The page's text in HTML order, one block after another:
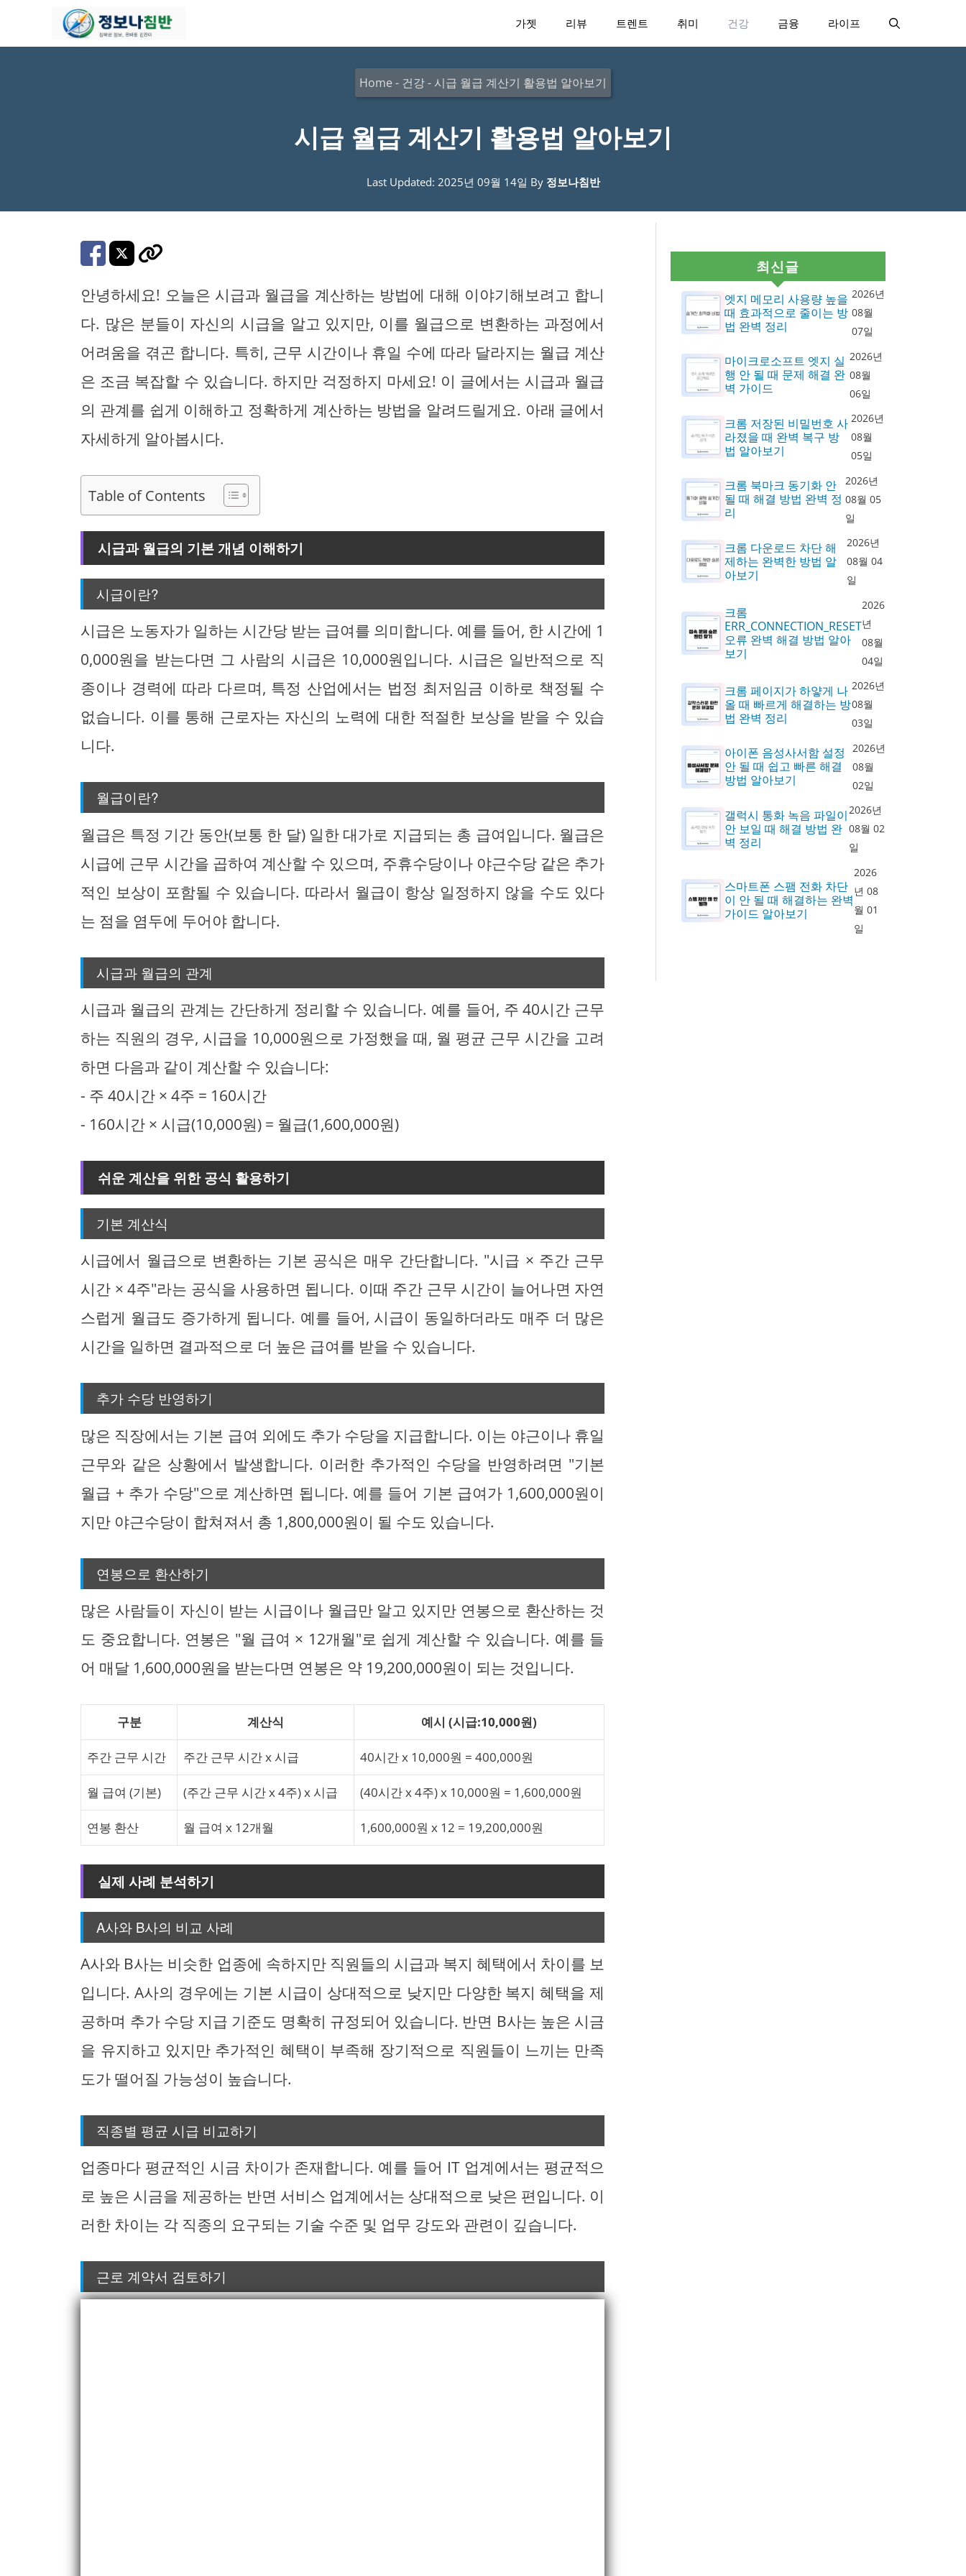
가젯 리뷰 트렌트 취미 건강 금융 라이프
Home - 건강- 시급 월급 계산기 활용법 알아보기
시급 월급 계산기 활용법 알아보기
Last Updated: 2025년 09월 14일 By 정보나침반
안녕하세요! 오늘은 시급과 월급을 계산하는 방법에 대해 이야기해보려고 합니
다. 많은 분들이 자신의 시급을 알고 있지만, 이를 월급으로 변환하는 과정에서
어려움을 겪곤 합니다. 특히, 근무 시간이나 휴일 수에 따라 달라지는 월급 계산
은 조금 복잡할 수 있습니다. 하지만 걱정하지 마세요! 이 글에서는 시급과 월급
의 관계를 쉽게 이해하고 정확하게 계산하는 방법을 알려드릴게요. 아래 글에서
자세하게 알아봅시다.
Table of Contents
시급과 월급의 기본 개념 이해하기
시급이란?
시급은 노동자가 일하는 시간당 받는 급여를 의미합니다. 예를 들어, 한 시간에 1
0,000원을 받는다면 그 사람의 시급은 10,000원입니다. 시급은 일반적으로 직
종이나 경력에 따라 다르며, 특정 산업에서는 법정 최저임금 이하로 책정될 수
없습니다. 이를 통해 근로자는 자신의 노력에 대한 적절한 보상을 받을 수 있습
니다.
월급이란?
월급은 특정 기간 동안(보통 한 달) 일한 대가로 지급되는 총 급여입니다. 월급은
시급에 근무 시간을 곱하여 계산할 수 있으며, 주휴수당이나 야근수당 같은 추가
적인 보상이 포함될 수 있습니다. 따라서 월급이 항상 일정하지 않을 수도 있다
는 점을 염두에 두어야 합니다.
시급과 월급의 관계
시급과 월급의 관계는 간단하게 정리할 수 있습니다. 예를 들어, 주 40시간 근무
하는 직원의 경우, 시급을 10,000원으로 가정했을 때, 월 평균 근무 시간을 고려
하면 다음과 같이 계산할 수 있습니다:
- 주 40시간 × 4주 = 160시간
- 160시간 × 시급(10,000원) = 월급(1,600,000원)
쉬운 계산을 위한 공식 활용하기
기본 계산식
시급에서 월급으로 변환하는 기본 공식은 매우 간단합니다. "시급 × 주간 근무
시간 × 4주"라는 공식을 사용하면 됩니다. 이때 주간 근무 시간이 늘어나면 자연
스럽게 월급도 증가하게 됩니다. 예를 들어, 시급이 동일하더라도 매주 더 많은
시간을 일하면 결과적으로 더 높은 급여를 받을 수 있습니다.
추가 수당 반영하기
많은 직장에서는 기본 급여 외에도 추가 수당을 지급합니다. 이는 야근이나 휴일
근무와 같은 상황에서 발생합니다. 이러한 추가적인 수당을 반영하려면 "기본
월급 + 추가 수당"으로 계산하면 됩니다. 예를 들어 기본 급여가 1,600,000원이
지만 야근수당이 합쳐져서 총 1,800,000원이 될 수도 있습니다.
연봉으로 환산하기
많은 사람들이 자신이 받는 시급이나 월급만 알고 있지만 연봉으로 환산하는 것
도 중요합니다. 연봉은 "월 급여 × 12개월"로 쉽게 계산할 수 있습니다. 예를 들
어 매달 1,600,000원을 받는다면 연봉은 약 19,200,000원이 되는 것입니다.
구분 계산식 예시 (시급:10,000원)
주간 근무 시간 주간 근무 시간 x 시급 40시간 x 10,000원 = 400,000원
월 급여 (기본) (주간 근무 시간 x 4주) x 시급 (40시간 x 4주) x 10,000원 = 1,600,000원
연봉 환산 월 급여 x 12개월 1,600,000원 x 12 = 19,200,000원
실제 사례 분석하기
A사와 B사의 비교 사례
A사와 B사는 비슷한 업종에 속하지만 직원들의 시급과 복지 혜택에서 차이를 보
입니다. A사의 경우에는 기본 시급이 상대적으로 낮지만 다양한 복지 혜택을 제
공하며 추가 수당 지급 기준도 명확히 규정되어 있습니다. 반면 B사는 높은 시금
을 유지하고 있지만 추가적인 혜택이 부족해 장기적으로 직원들이 느끼는 만족
도가 떨어질 가능성이 높습니다.
직종별 평균 시급 비교하기
업종마다 평균적인 시금 차이가 존재합니다. 예를 들어 IT 업계에서는 평균적으
로 높은 시금을 제공하는 반면 서비스 업계에서는 상대적으로 낮은 편입니다. 이
러한 차이는 각 직종의 요구되는 기술 수준 및 업무 강도와 관련이 깊습니다.
근로 계약서 검토하기
최신글
엣지 메모리 사용량 높을
때 효과적으로 줄이는 방
법 완벽 정리
2026년
08월
07일
마이크로소프트 엣지 실
행 안 될 때 문제 해결 완
벽 가이드
2026년
08월
06일
크롬 저장된 비밀번호 사
라졌을 때 완벽 복구 방
법 알아보기
2026년
08월
05일
크롬 북마크 동기화 안
될 때 해결 방법 완벽 정
리
2026년
08월 05
일
크롬 다운로드 차단 해
제하는 완벽한 방법 알
아보기
2026년
08월 04
일
크롬
ERR_CONNECTION_RESET
오류 완벽 해결 방법 알아
보기
2026
년
08월
04일
크롬 페이지가 하얗게 나
올 때 빠르게 해결하는 방
법 완벽 정리
2026년
08월
03일
아이폰 음성사서함 설정
안 될 때 쉽고 빠른 해결
방법 알아보기
2026년
08월
02일
갤럭시 통화 녹음 파일이
안 보일 때 해결 방법 완
벽 정리
2026년
08월 02
일
스마트폰 스팸 전화 차단
이 안 될 때 해결하는 완벽
가이드 알아보기
2026
년 08
월 01
일